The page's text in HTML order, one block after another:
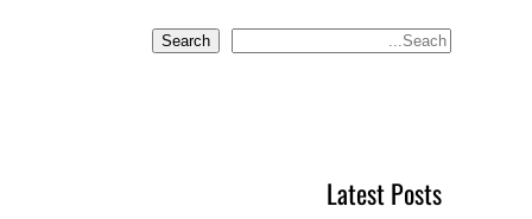
S
Search
Latest Posts